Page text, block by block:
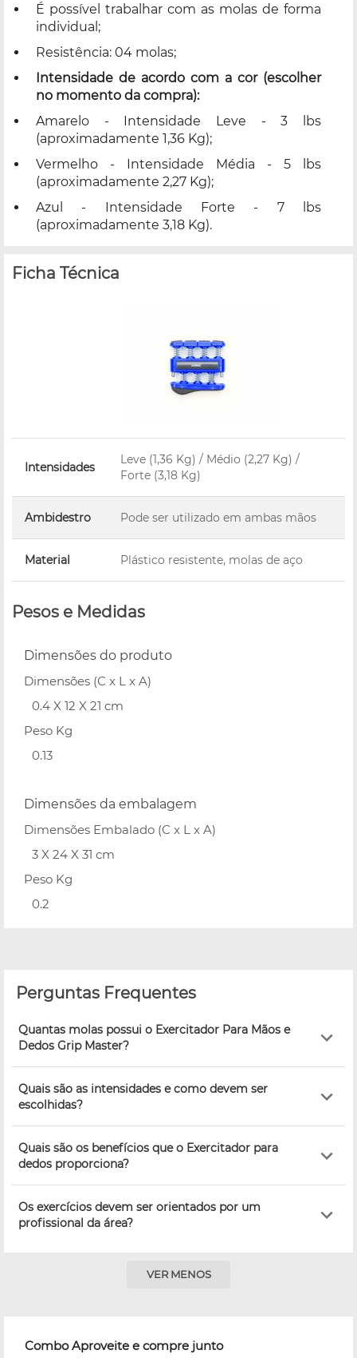
É possível trabalhar com as molas de forma
individual;
Resistência: 04 molas;
Intensidade de acordo com a cor (escolher
no momento da compra):
Amarelo - Intensidade Leve - 3 lbs
(aproximadamente 1,36 Kg);
Vermelho - Intensidade Média - 5 lbs
(aproximadamente 2,27 Kg);
Azul - Intensidade Forte - 7 lbs
(aproximadamente 3,18 Kg).
Ficha Técnica
Intensidades
Leve (1,36 Kg) / Médio (2,27 Kg) /
Forte (3,18 Kg)
Ambidestro Pode ser utilizado em ambas mãos
Material Plástico resistente, molas de aço
Pesos e Medidas
Dimensões do produto
Dimensões (C x L x A)
0.4 X 12 X 21 cm
Peso Kg
0.13
Dimensões da embalagem
Dimensões Embalado (C x L x A)
3 X 24 X 31 cm
Peso Kg
0.2
Perguntas Frequentes
Quantas molas possui o Exercitador Para Mãos e
Dedos Grip Master?
Quais são as intensidades e como devem ser
escolhidas?
Quais são os benefícios que o Exercitador para
dedos proporciona?
Os exercícios devem ser orientados por um
profissional da área?
VER MENOS
Combo Aproveite e compre junto